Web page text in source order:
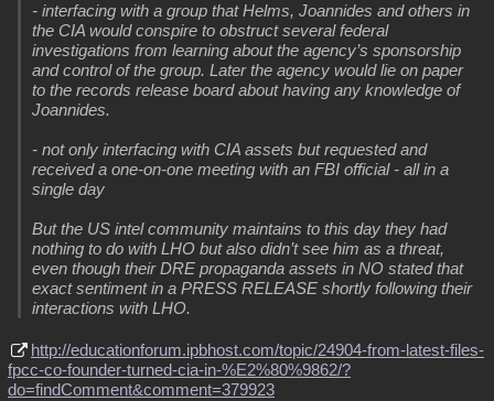
- interfacing with a group that Helms, Joannides and others in
the CIA would conspire to obstruct several federal
investigations from learning about the agency’s sponsorship
and control of the group. Later the agency would lie on paper
to the records release board about having any knowledge of
Joannides.
- not only interfacing with CIA assets but requested and
received a one-on-one meeting with an FBI official - all in a
single day
But the US intel community maintains to this day they had
nothing to do with LHO but also didn’t see him as a threat,
even though their DRE propaganda assets in NO stated that
exact sentiment in a PRESS RELEASE shortly following their
interactions with LHO.
http://educationforum.ipbhost.com/topic/24904-from-latest-files-
fpcc-co-founder-turned-cia-in-%E2%80%9862/?
do=findComment&comment=379923